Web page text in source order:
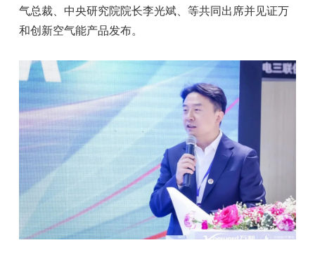
气总裁、中央研究院院长李光斌、等共同出席并见证万
和创新空气能产品发布。